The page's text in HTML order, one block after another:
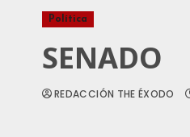
Política
SENADO
REDACCIÓN THE ÉXODO